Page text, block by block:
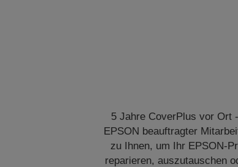
5 Jahre CoverPlus vor Ort
EPSON beauftragter
zu Ihnen, um Ihr EPSON-
reparieren, auszutauschen